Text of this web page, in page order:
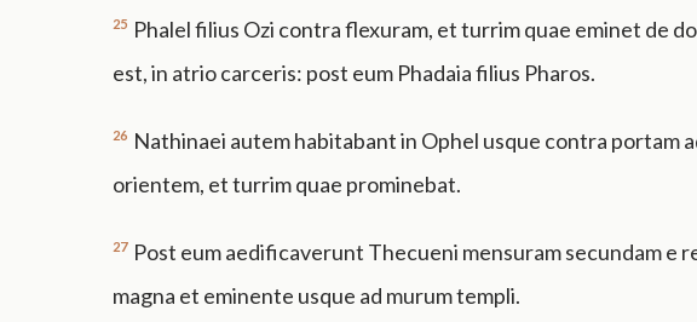
25 Phalel filius Ozi contra flexuram, et turrim quae eminet de
est, in atrio carceris: post eum Phadaia filius Pharos.
26 Nathinaei autem habitabant in Ophel usque contra portam
orientem, et turrim quae prominebat.
27 Post eum aedificaverunt Thecueni mensuram secundam e
magna et eminente usque ad murum templi.